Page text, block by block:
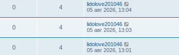
0 4
lidolove201046
05 авг 2026, 13:04
0 4
lidolove201046
05 авг 2026, 13:03
0 4
lidolove201046
05 авг 2026, 13:01